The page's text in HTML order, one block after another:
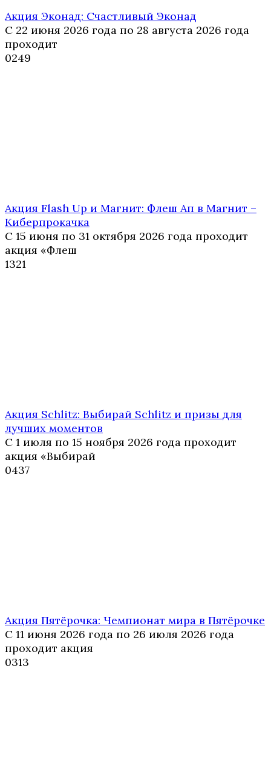
Акция Эконад: Счастливый Эконад
С 22 июня 2026 года по 28 августа 2026 года
проходит
0249
Акция Flash Up и Магнит: Флеш Ап в Магнит –
Киберпрокачка
С 15 июня по 31 октября 2026 года проходит
акция «Флеш
1321
Акция Schlitz: Выбирай Schlitz и призы для
лучших моментов
С 1 июля по 15 ноября 2026 года проходит
акция «Выбирай
0437
Акция Пятёрочка: Чемпионат мира в Пятёрочке
С 11 июня 2026 года по 26 июля 2026 года
проходит акция
0313